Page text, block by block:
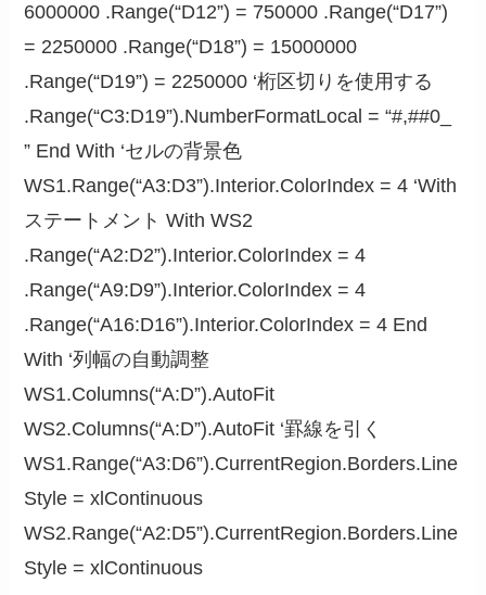
6000000 .Range(“D12”) = 750000 .Range(“D17”)
= 2250000 .Range(“D18”) = 15000000
.Range(“D19”) = 2250000 ‘桁区切りを使用する
.Range(“C3:D19”).NumberFormatLocal = “#,##0_
” End With ‘セルの背景色
WS1.Range(“A3:D3”).Interior.ColorIndex = 4 ‘With
ステートメント With WS2
.Range(“A2:D2”).Interior.ColorIndex = 4
.Range(“A9:D9”).Interior.ColorIndex = 4
.Range(“A16:D16”).Interior.ColorIndex = 4 End
With ‘列幅の自動調整
WS1.Columns(“A:D”).AutoFit
WS2.Columns(“A:D”).AutoFit ‘罫線を引く
WS1.Range(“A3:D6”).CurrentRegion.Borders.Line
Style = xlContinuous
WS2.Range(“A2:D5”).CurrentRegion.Borders.Line
Style = xlContinuous